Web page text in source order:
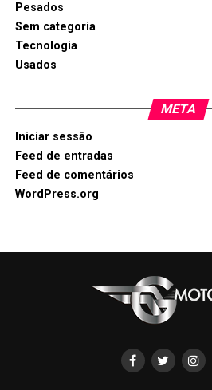
Pesados
Sem categoria
Tecnologia
Usados
META
Iniciar sessão
Feed de entradas
Feed de comentários
WordPress.org